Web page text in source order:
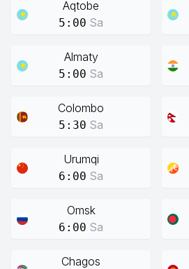
Aqtobe
5:00 Sa
Almaty
5:00 Sa
Colombo
5:30 Sa
Urumqi
6:00 Sa
Omsk
6:00 Sa
Chagos